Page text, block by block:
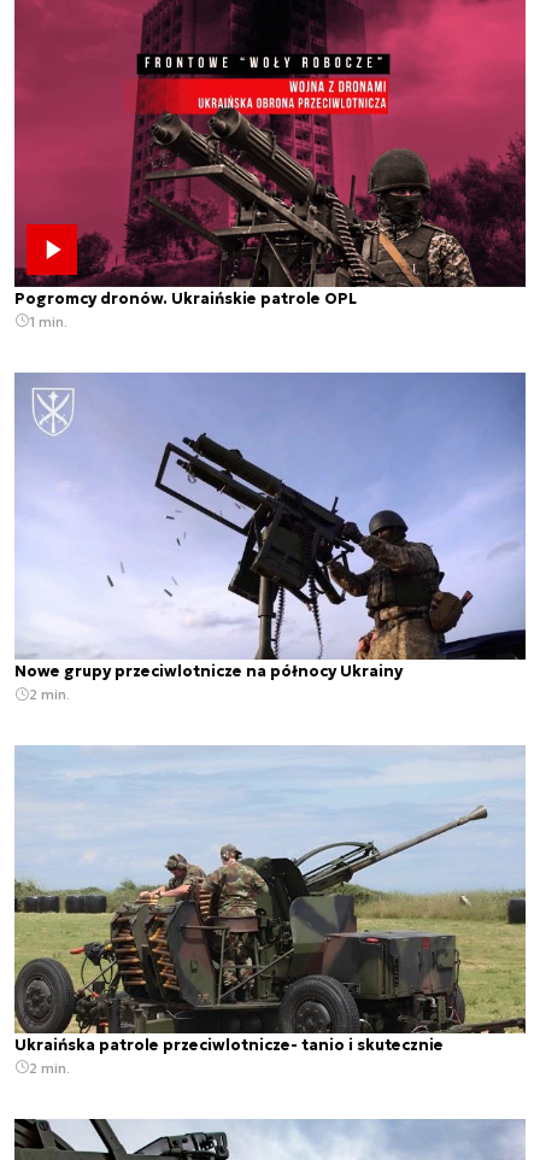
Pogromcy dronów. Ukraińskie patrole OPL
1 min.
Nowe grupy przeciwlotnicze na północy Ukrainy
2 min.
Ukraińska patrole przeciwlotnicze- tanio i skutecznie
2 min.